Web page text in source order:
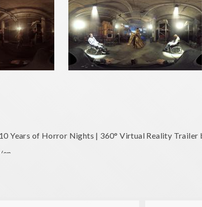
Years of Horror Nights | 360° Virtual Reality Trailer